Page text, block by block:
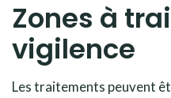
Zones à
vigilence
Les traitements peuvent